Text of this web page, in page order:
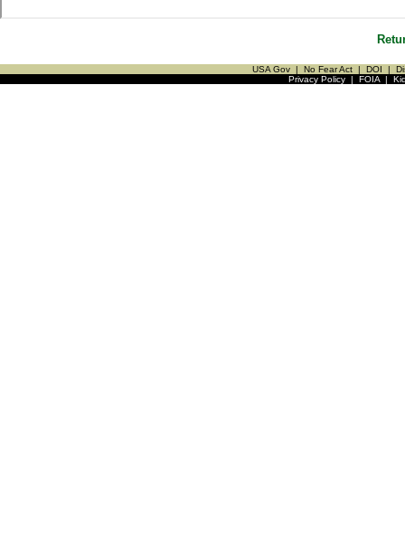
USA Gov | No Fear Act | DOI |
Privacy Policy| FOIA|